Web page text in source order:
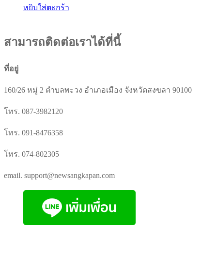
฿899.00.
หยิบใส่ตะกร้า
สามารถติดต่อเราได้ที่นี้
ที่อยู่
160/26 หมู่ 2 ตำบลพะวง อำเภอเมือง จังหวัดสงขลา 90100
โทร. 087-3982120
โทร. 091-8476358
โทร. 074-802305
email. support@newsangkapan.com